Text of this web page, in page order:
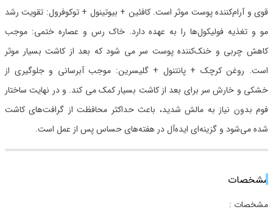
قوی و آرام‌کننده پوست موثر است. کافئین + بیوتینول + توکوفرول: تقویت رشد
مو و تغذیه فولیکول‌ها را به عهده دارد. خاک رس و عصاره ختمی: موجب
کاهش چربی و خنک‌کننده پوست سر می شود که بعد از کاشت بسیار موثر
است. روغن کرچک + پانتنول + گلیسرین: موجب آبرسانی و جلوگیری از
خشکی و خارش سر برای بعد از کاشت بسیار کمک می کند. و در نهایت ساختار
فوم بدون نیاز به مالش شدید، باعث حداکثر محافظت از گرافت‌های کاشت
شده می‌شود و گزینه‌ای ایده‌آل در هفته‌های حساس پس از عمل است.
مشخصات
مشخصات :